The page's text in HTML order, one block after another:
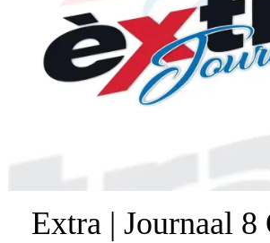
Extra | Journaal 8